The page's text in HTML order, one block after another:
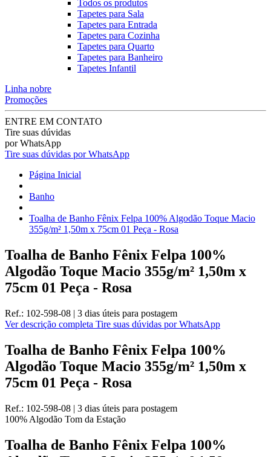
Todos os produtos
Tapetes para Sala
Tapetes para Entrada
Tapetes para Cozinha
Tapetes para Quarto
Tapetes para Banheiro
Tapetes Infantil
Linha nobre
Promoções
ENTRE EM CONTATO
Tire suas dúvidas
por WhatsApp
Tire suas dúvidas por WhatsApp
Página Inicial
Banho
Toalha de Banho Fênix Felpa 100% Algodão Toque Macio
355g/m² 1,50m x 75cm 01 Peça - Rosa
Toalha de Banho Fênix Felpa 100%
Algodão Toque Macio 355g/m² 1,50m x
75cm 01 Peça - Rosa
Ref.: 102-598-08 | 3 dias úteis para postagem
Ver descrição completa Tire suas dúvidas por WhatsApp
Toalha de Banho Fênix Felpa 100%
Algodão Toque Macio 355g/m² 1,50m x
75cm 01 Peça - Rosa
Ref.: 102-598-08 | 3 dias úteis para postagem
100% Algodão Tom da Estação
Toalha de Banho Fênix Felpa 100%